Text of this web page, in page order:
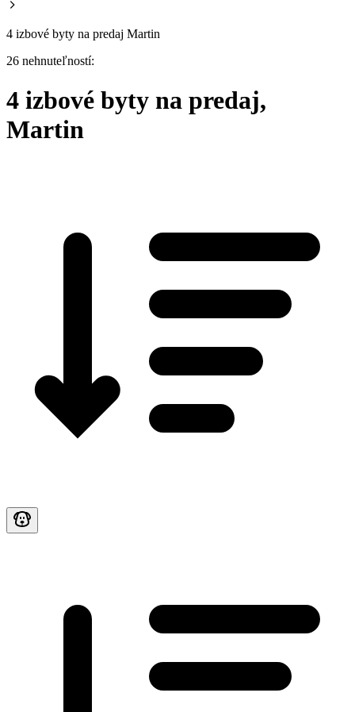
4 izbové byty na predaj Martin
26 nehnuteľností:
4 izbové byty na predaj,
Martin